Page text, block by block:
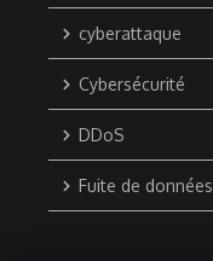
cyberattaque
Cybersécurité
DDoS
Fuite de données